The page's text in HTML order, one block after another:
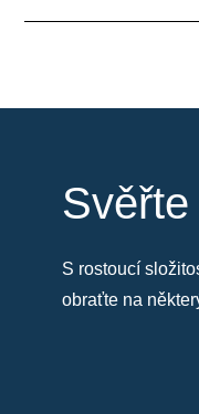
S rostoucí
obraťte na